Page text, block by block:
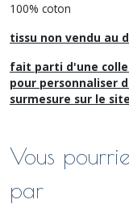
100% coton
tissu non vendu au
fait parti d'une
pour personnaliser
surmesure sur le
Vous
par